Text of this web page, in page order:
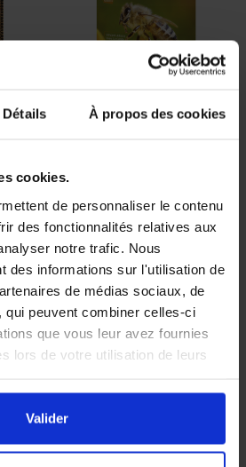
Détails À propos des cookies
cookies.
de personnaliser le contenu
des fonctionnalités relatives aux
notre trafic. Nous
des informations sur l'utilisation de
de médias sociaux, de
qui peuvent combiner celles-ci
que vous leur avez fournies
lors de votre utilisation de leurs
Validervous acceptez
de notre site ainsi que ceux de
également choisir les
Valider
Conte
20,00 €